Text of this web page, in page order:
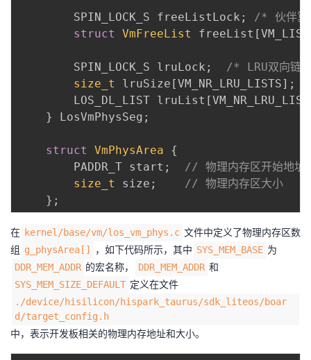
        SPIN_LOCK_S freeListLock
;
/* 伙伴算
struct
VmFreeList freeList [
        SPIN_LOCK_S lruLock
;
/* LRU双向链
size_t
lruSize [VM_NR_LRU_LISTS] ;
        LOS_DL_LIST lruList
[
}
LosVmPhysSeg ;
struct VmPhysArea
{
        PADDR_T start
;
// 物理内存区开始地址
size_t
size ;
// 物理内存区大小
} ;
在 kernel/base/vm/los_vm_phys.c 文件中定义了物理内存区数
组 g_physArea[] ，如下代码所示，其中 SYS_MEM_BASE 为
DDR_MEM_ADDR 的宏名称， DDR_MEM_ADDR 和
SYS_MEM_SIZE_DEFAULT 定义在文件
./device/hisilicon/hispark_taurus/sdk_liteos/boar
d/target_config.h
中，表示开发板相关的物理内存地址和大小。